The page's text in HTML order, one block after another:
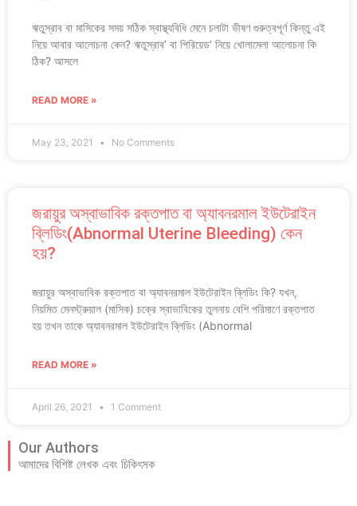
ঋতুস্রাব বা মাসিকের সময় সঠিক স্বাস্থ্যবিধি মেনে চলাটা ভীষণ গুরুত্বপূর্ণ কিন্তু এই
নিয়ে আবার আলোচনা কেন? ঋতুস্রাব’ বা পিরিয়েড’ নিয়ে খোলামেলা আলোচনা কি
ঠিক? আসলে
READ MORE »
May 23, 2021 No Comments
জরায়ুর অস্বাভাবিক রক্তপাত বা অ্যাবনরমাল ইউটেরাইন
ব্লিডিং(Abnormal Uterine Bleeding) কেন
হয়?
জরায়ুর অস্বাভাবিক রক্তপাত বা অ্যাবনরমাল ইউটেরাইন ব্লিডিং কি? যখন,
নিয়মিত মেনস্ট্রুয়াল (মাসিক) চক্রে স্বাভাবিকের তুলনায় বেশি পরিমাণে রক্তপাত
হয় তখন তাকে অ্যাবনরমাল ইউটেরাইন ব্লিডিং (Abnormal
READ MORE »
April 26, 2021 1 Comment
Our Authors
আমাদের বিশিষ্ট লেখক এবং চিকিৎসক